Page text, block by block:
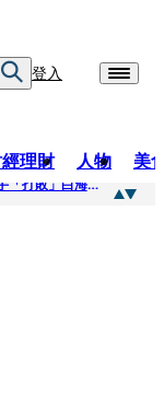
登入
理財 人物 美
品冠睽違多年唱進花蓮首訪富里 晴男晴女聯手「打敗」白海豚颱風